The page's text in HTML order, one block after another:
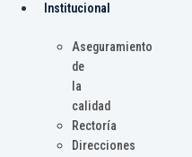
Institucional
Aseguramiento
de
la
calidad
Rectoría
Direcciones